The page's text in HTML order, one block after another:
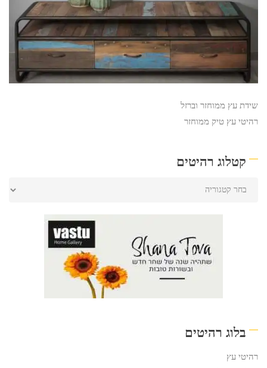
שידת עץ ממוחזר וברזל
רהיטי עץ טיק ממוחזר
קטלוג רהיטים
בלוג רהיטים
רהיטי עץ